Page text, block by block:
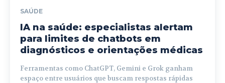
SAÚDE
IA na saúde: especialistas alertam
para limites de chatbots em
diagnósticos e orientações médicas
Ferramentas como ChatGPT, Gemini e Grok ganham
espaço entre usuários que buscam respostas rápidas